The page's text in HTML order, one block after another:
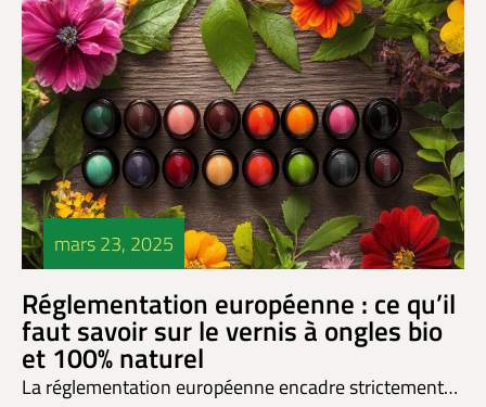
mars 23, 2025
Réglementation européenne : ce qu’il
faut savoir sur le vernis à ongles bio
et 100% naturel
La réglementation européenne encadre strictement…